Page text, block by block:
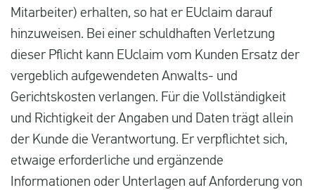
Mitarbeiter) erhalten, so hat er EUclaim darauf
hinzuweisen. Bei einer schuldhaften Verletzung
dieser Pflicht kann EUclaim vom Kunden Ersatz der
vergeblich aufgewendeten Anwalts- und
Gerichtskosten verlangen. Für die Vollständigkeit
und Richtigkeit der Angaben und Daten trägt allein
der Kunde die Verantwortung. Er verpflichtet sich,
etwaige erforderliche und ergänzende
Informationen oder Unterlagen auf Anforderung von